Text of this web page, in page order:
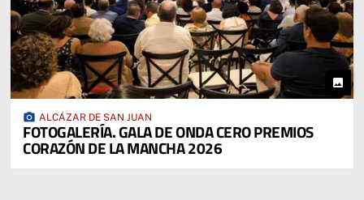
photo
photo_camera ALCÁZAR DE SAN JUAN
FOTOGALERÍA. GALA DE ONDA CERO PREMIOS
CORAZÓN DE LA MANCHA 2026